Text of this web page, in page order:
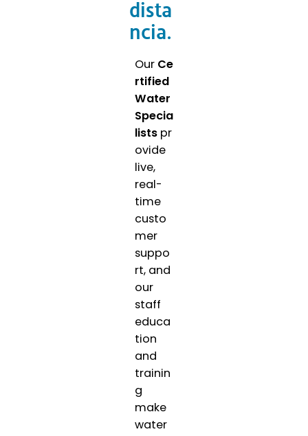
dista
ncia.
Our Ce
rtified
Water
Specia
lists pr
ovide
live,
real-
time
custo
mer
suppo
rt, and
our
staff
educa
tion
and
trainin
g
make
water